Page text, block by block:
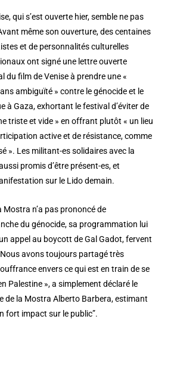
qui s’est ouverte hier, semble ne pas
même son ouverture, des centaines
et de personnalités culturelles
ont signé une lettre ouverte
du film de Venise à prendre une «
ambiguïté » contre le génocide et le
à Gaza, exhortant le festival d’éviter de
triste et vide » en offrant plutôt « un lieu
active et de résistance, comme
». Les militant-es solidaires avec la
promis d’être présent-es, et
sur le Lido demain.
Mostra n’a pas prononcé de
du génocide, sa programmation lui
appel au boycott de Gal Gadot, fervent
Nous avons toujours partagé très
envers ce qui est en train de se
Palestine », a simplement déclaré le
de la Mostra Alberto Barbera, estimant
fort impact sur le public”.